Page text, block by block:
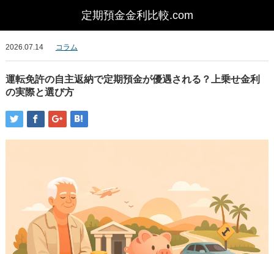
2026.07.14 コラム
運転免許の自主返納で定期預金が優遇される？上乗せ金利
の実際と選び方